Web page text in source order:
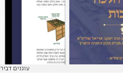
עוגנים דביר